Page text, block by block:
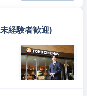
経験者歓迎)